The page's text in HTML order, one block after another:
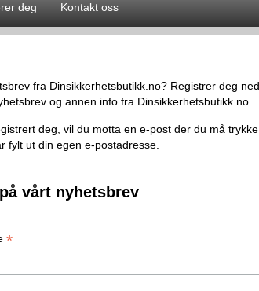
deg Kontakt oss
fra Dinsikkerhetsbutikk.no? Registrer deg
og annen info fra Dinsikkerhetsbutikk.no.
deg, vil du motta en e-post der du må
fylt ut din egen e-postadresse.
vårt nyhetsbrev
*